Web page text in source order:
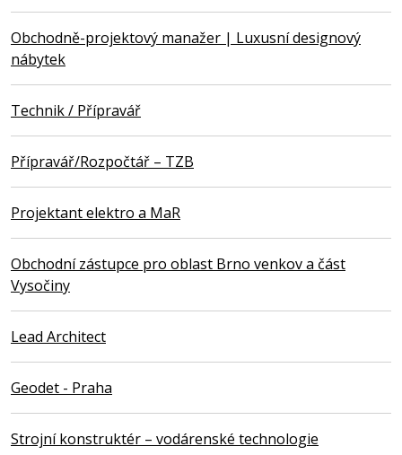
Obchodně-projektový manažer | Luxusní designový
nábytek
Technik / Přípravář
Přípravář/Rozpočtář – TZB
Projektant elektro a MaR
Obchodní zástupce pro oblast Brno venkov a část
Vysočiny
Lead Architect
Geodet - Praha
Strojní konstruktér – vodárenské technologie